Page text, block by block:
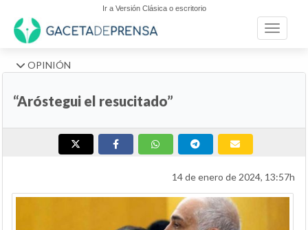
Ir a Versión Clásica o escritorio
Toggle
OPINIÓN
“Aróstegui el resucitado”
14 de enero de 2024, 13:57h